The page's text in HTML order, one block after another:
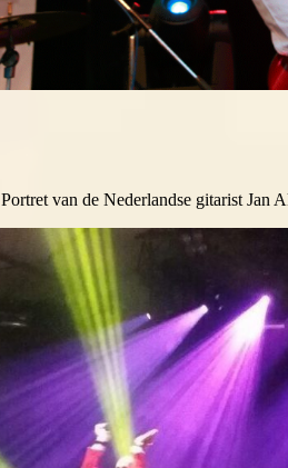
van de Nederlandse gitarist Jan